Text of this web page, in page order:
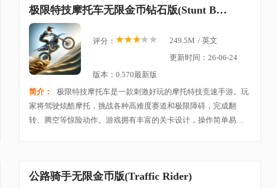
极限特技摩托车无限金币钻石版(Stunt Bike Extreme)
评分： 249.5M / 英文
更新时间：26-06-24
版本：0.570最新版
简介：
极限特技摩托车是一款刺激好玩的摩托特技竞速手游。玩
家将驾驶炫酷摩托，挑战各种高难度赛道和极限障碍，完成翻
转、腾空等惊险动作。游戏拥有丰富的关卡设计，操作简单易上
公路骑手无限金币版(Traffic Rider)